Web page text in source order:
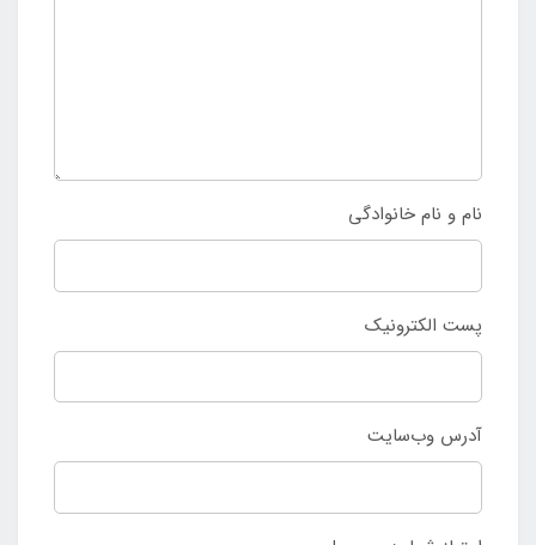
نام و نام خانوادگی
پست الکترونیک
آدرس وب‌سایت